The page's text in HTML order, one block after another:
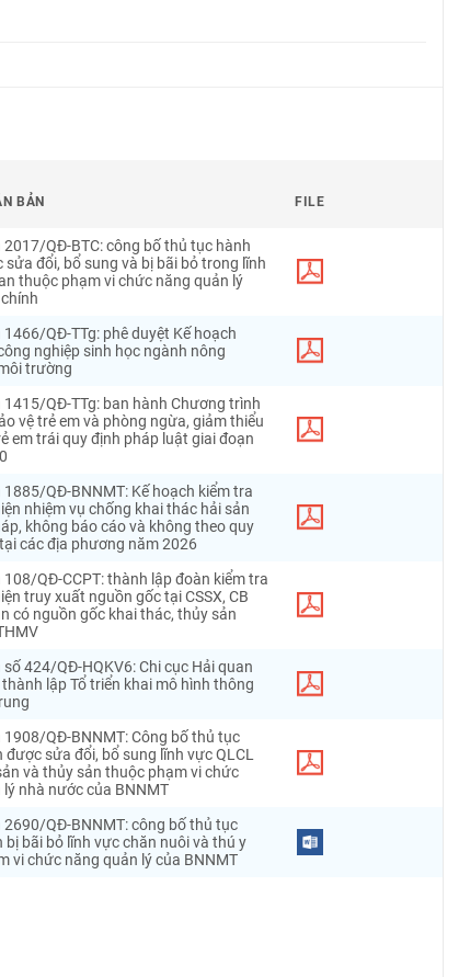
BẢN FILE
2017/QĐ-BTC: công bố thủ tục hành
sửa đổi, bổ sung và bị bãi bỏ trong lĩnh
thuộc phạm vi chức năng quản lý
1466/QĐ-TTg: phê duyệt Kế hoạch
nghiệp sinh học ngành nông
trường
1415/QĐ-TTg: ban hành Chương trình
vệ trẻ em và phòng ngừa, giảm thiểu
em trái quy định pháp luật giai đoạn
1885/QĐ-BNNMT: Kế hoạch kiểm tra
nhiệm vụ chống khai thác hải sản
không báo cáo và không theo quy
các địa phương năm 2026
108/QĐ-CCPT: thành lập đoàn kiểm tra
truy xuất nguồn gốc tại CSSX, CB
có nguồn gốc khai thác, thủy sản
số 424/QĐ-HQKV6: Chi cục Hải quan
thành lập Tổ triển khai mô hình thông
1908/QĐ-BNNMT: Công bố thủ tục
được sửa đổi, bổ sung lĩnh vực QLCL
và thủy sản thuộc phạm vi chức
lý nhà nước của BNNMT
2690/QĐ-BNNMT: công bố thủ tục
bị bãi bỏ lĩnh vực chăn nuôi và thú y
vi chức năng quản lý của BNNMT